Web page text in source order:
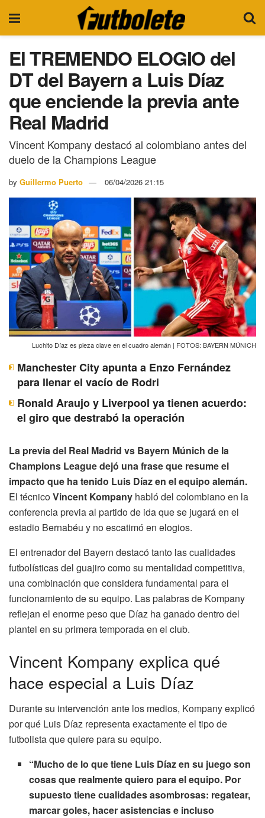
El TREMENDO ELOGIO del
DT del Bayern a Luis Díaz
que enciende la previa ante
Real Madrid
Vincent Kompany destacó al colombiano antes del
duelo de la Champions League
by Guillermo Puerto 06/04/2026 21:15
Luchito Díaz es pieza clave en el cuadro alemán | FOTOS: BAYERN MÚNICH
Manchester City apunta a Enzo Fernández
para llenar el vacío de Rodri
Ronald Araujo y Liverpool ya tienen acuerdo:
el giro que destrabó la operación
La previa del Real Madrid vs Bayern Múnich de la
Champions League dejó una frase que resume el
impacto que ha tenido Luis Díaz en el equipo alemán.
El técnicoVincent Kompany habló del colombiano en la
conferencia previa al partido de ida que se jugará en el
estadio Bernabéu y no escatimó en elogios.
El entrenador del Bayern destacó tanto las cualidades
futbolísticas del guajiro como su mentalidad competitiva,
una combinación que considera fundamental para el
funcionamiento de su equipo. Las palabras de Kompany
reflejan el enorme peso que Díaz ha ganado dentro del
plantel en su primera temporada en el club.
Vincent Kompany explica qué
hace especial a Luis Díaz
Durante su intervención ante los medios, Kompany explicó
por qué Luis Díaz representa exactamente el tipo de
futbolista que quiere para su equipo.
“Mucho de lo que tiene Luis Díaz en su juego son
cosas que realmente quiero para el equipo. Por
supuesto tiene cualidades asombrosas: regatear,
marcar goles, hacer asistencias e incluso